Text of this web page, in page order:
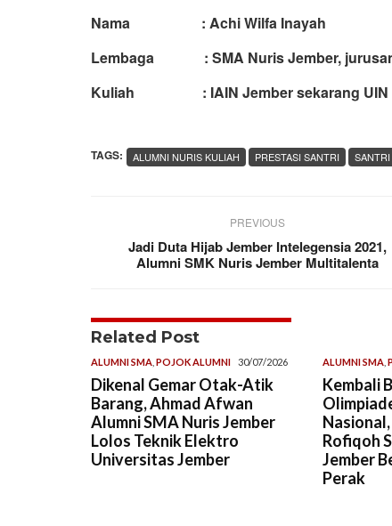
Nama : Achi Wilfa Inayah
Lembaga : SMA Nuris Jember, jurusan
Kuliah : IAIN Jember sekarang UIN
TAGS: ALUMNI NURIS KULIAH PRESTASI SANTRI
PREVIOUS
Jadi Duta Hijab Jember Intelegensia 2021,
Alumni SMK Nuris Jember Multitalenta
Related Post
ALUMNI SMA POJOK ALUMNI 30/07/2026
Dikenal Gemar Otak-Atik
Barang, Ahmad Afwan
Alumni SMA Nuris Jember
Lolos Teknik Elektro
Universitas Jember
ALUMNI SMA,
Kembali
Rofiqoh
Jember
Perak